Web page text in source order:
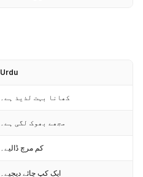
Urdu
کھانا بہت لذیذ ہے۔
مجھے بھوک لگی ہے۔
کم مرچ ڈالیے۔
ایک کپ چائے دیجیے۔